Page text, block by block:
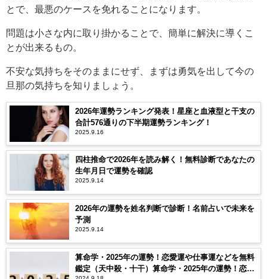
とで、最悪のケースを免れることになります。
問題は小さな内に取り掛かることで、簡単に解決に導くこ
とが出来るもの。
不安な気持ちをそのままにせず、まずは勇気を出して今の
旦那の気持ちを知りましょう。
2026年運勢ランキング発表！星座と血液型と干支の
合計576通りの下半期運勢ランキング！
2025.9.16
四柱推命で2026年を読み解く！無料診断であなたの
生年月日で運勢を確認
2025.9.14
2026年の運勢を姓名判断で診断！名前占いで未来を
予測
2025.9.14
算命学・2025年の運勢！恋愛運や仕事運などを無料
鑑定（天中殺・十干）算命学・2025年の運勢！恋愛